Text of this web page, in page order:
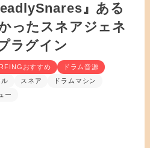
』ある
ったスネアジェネ
ラグイン
おすすめ
ドラム音源
スネア
ドラムマシン
ー